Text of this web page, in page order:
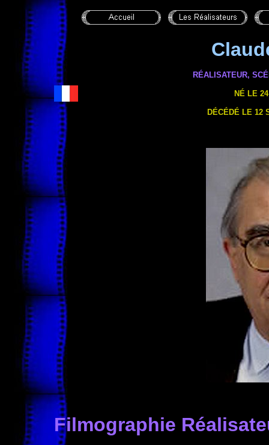
RÉALISATEUR,
NÉ LE
DÉCÉDÉ LE 12
Filmographie